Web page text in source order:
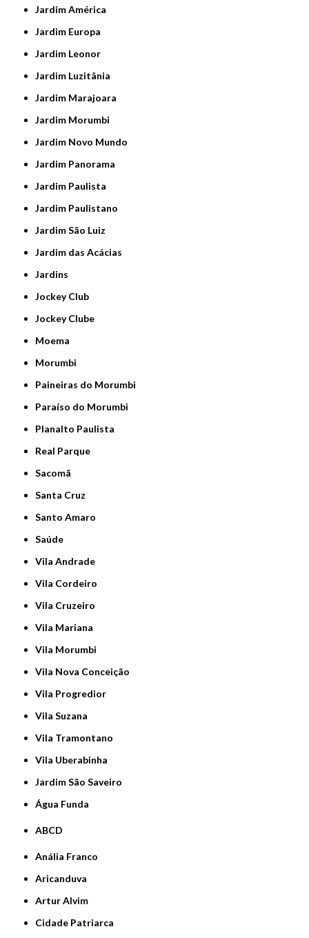
Jardim América
Jardim Europa
Jardim Leonor
Jardim Luzitânia
Jardim Marajoara
Jardim Morumbi
Jardim Novo Mundo
Jardim Panorama
Jardim Paulista
Jardim Paulistano
Jardim São Luiz
Jardim das Acácias
Jardins
Jockey Club
Jockey Clube
Moema
Morumbi
Paineiras do Morumbi
Paraíso do Morumbi
Planalto Paulista
Real Parque
Sacomã
Santa Cruz
Santo Amaro
Saúde
Vila Andrade
Vila Cordeiro
Vila Cruzeiro
Vila Mariana
Vila Morumbi
Vila Nova Conceição
Vila Progredior
Vila Suzana
Vila Tramontano
Vila Uberabinha
jardim São Saveiro
Água Funda
ABCD
Anália Franco
Aricanduva
Artur Alvim
Cidade Patriarca